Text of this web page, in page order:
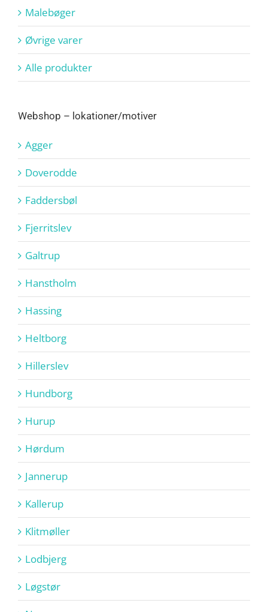
Malebøger
Øvrige varer
Alle produkter
Webshop – lokationer/motiver
Agger
Doverodde
Faddersbøl
Fjerritslev
Galtrup
Hanstholm
Hassing
Heltborg
Hillerslev
Hundborg
Hurup
Hørdum
Jannerup
Kallerup
Klitmøller
Lodbjerg
Løgstør